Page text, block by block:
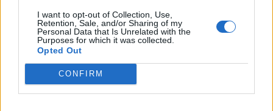
I want to opt-out of Collection, Use,
Retention, Sale, and/or Sharing of my
Personal Data that Is Unrelated with the
Purposes for which it was collected.
Opted Out
CONFIRM
Ünnepi koncert
Sepsiszentgyörgyön